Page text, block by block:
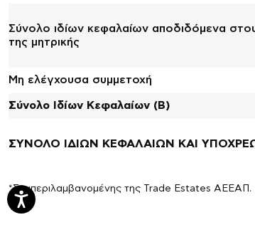
Σύνολο ιδίων κεφαλαίων αποδιδόμενα
της μητρικής
Μη ελέγχουσα συμμετοχή
Σύνολο Ιδίων Κεφαλαίων (B)
ΣΥΝΟΛΟ ΙΔΙΩΝ ΚΕΦΑΛΑΙΩΝ ΚΑΙ
*Συμπεριλαμβανομένης της Trade Estates ΑΕΕΑΠ.